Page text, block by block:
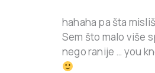
hahaha pa šta
Sem što malo više
nego ranije … you